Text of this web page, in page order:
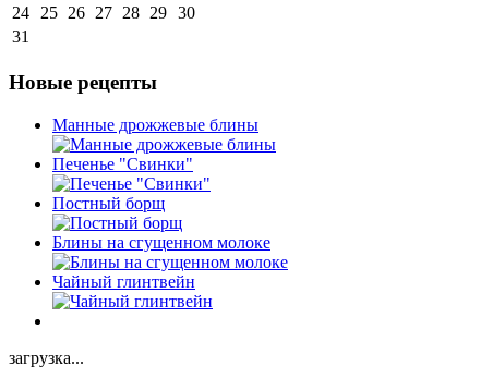
24 25 26 27 28 29 30
31
Новые рецепты
Манные дрожжевые блины
Печенье "Свинки"
Постный борщ
Блины на сгущенном молоке
Чайный глинтвейн
загрузка...